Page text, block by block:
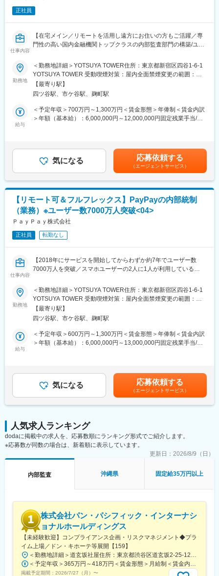
■組織構成
マネージャー1名、兼務メンバー1名、外部パートナー1社の少数
精鋭体制です。
■業務の魅力
急成長フェーズの企業にて、ガバナンス体制の立ち上げ・運用を
統制分野の専門性を高められます。
■教育体制
OJTによる実務指導や外部パートナーとの連携を通じてスキルア
■就業環境
内部監査部門の独立・リーダー職や、上場準備の中核メンバーと
して経営管理領域のキャリアを築けます。
■企業の特徴/魅力
新規ビジネスが頻繁に立ち上がる中、スピード感と柔軟性のある
組織で、未来志向の成長をともに推進できます。
正社員
仕事内容
【在宅メイン／リモートを活用し遠方にお住いの方もご活躍／専
門性の高い国内金融機関トップクラスの内部監査部門の構築/ユー
る「PayPay」】
■業務内容：
システム監査におけるサイバーセキュリティ監査の計画、実施に
係る以下の実務を想定しております。
・個別監査の遂行
・オフサイトモニタリング
└社内外のリスク情報の収集・整理 等
└監査の実効性、効率性向上に向けた監査プロセスの改善 等
■チーム・組織紹介
PayPayの3ラインオブディフェンスの最後の砦として、ビジネス
スピードに合わせ内部監査室の態勢を高度化させています。
＜内部監査の主なミッション＞
・内部監査を通じて経営目標の効果的な達成、組織体への価値の
付加を実現
・経営活動の全般にわたる業務運営の管理、遂行状況を3線の立場
・内部監査結果に基づく情報提供ならびに改善への助言
＜チーム構成＞
現在は十数名程度のメンバーが在籍しており、テーマ監査、業務
営業監査、システム監査の3チームで構成されています。
をしております。
vol25-jp/?utm_source=slack&utm_medium=sns>
■本ポジションの魅力
・会社全体を俯瞰する立場から、経営目線で社内業務の改善・高
・モバイル決済最大手のフィンテック企業において内部監査業務
経験を積み、新ビジネススキームを習得しつつ、監査キャリアを
拡大
・デジタル監査も含めた新たな監査手法等の導入
・ALL中途入社の多種多様な人材の中での化学反応
変更の範囲：会社の定める業務
勤務地
＜勤務地詳細＞YOTSUYA TOWER住所：東京都新宿区四谷1-6-1
YOTSUYA TOWER 受動喫煙対策：屋内全面禁煙変更の範囲：会
社の定める事業所（リモートワーク含む）
【最寄り駅】
四ツ谷駅、市ケ谷駅、麹町駅
給与
＜予定年収＞700万円～1,300万円＜賃金形態＞年俸制＜賃金内訳
＞年額（基本給）：6,000,000円～12,000,000円固定残業手当/
業手当＞有＜給与補足＞■昇給：原則年1回（会社の業績と個人の
評価結果を元に決定）■評価制度：仕事の成果と業績への貢献度を
評価賃金はあくまでも目安の金額であり、選考を通じて上下する
可能性があります。月給(月額)は固定手当を含めた表記です。
気になる 応募依頼する
（エージェントサービス）
【リモート可＆フルフレックス】PayPayの内部統制
（業務）※ユーザー数7000万人突破<04>
ＰａｙＰａｙ株式会社
正社員 転勤なし
仕事内容
【2018年にサービスを開始してからわずか約7年でユーザー数
7000万人を突破／スマホユーザーの2人に1人が利用している
及し新しい価値創出を推進】
■PayPay内部統制部の紹介：
監査統制部はフィンテックのリーディングカンパニーに相応しい
内部統制を構築するため、内部統制高度化の整備推進/評価を担っ
ています。
バックグラウンドとしては、内部統制という職種を除いては、経
験業種は金融以外にも多岐にわたっており、事業会社出身者、監
査法人・コンサル出身者それぞれの強みを活かして業務にあたっ
当社を含むPayPayグループ各社のUS SOX対応方針を決め、US
SOX規制に対し各グループ会社が過不足なく対応するため、各社
に対するサポート（リソース提供含む）を実施し、グループ全体
のUS SOX対応状況を常にモニタリングし、問題発生時にはリス
通して的確なアドバイスを行ない、発見された問題に対して積極
評価」等を実施する
・新サービス・プロダクト導入時に、内部統制の観点でリスク低
減策が適切にデザインされているかのリスク評価を実施し、必要
に応じて1線部署に対するアドバイスを実施する
・外部監査人とSOX対応の方針（スコープ、経営者評価方針、不
備対応等）について交渉する
・内外関係者（外部監査、グループ会社等）と密に連携を行なう
勤務地
＜勤務地詳細＞YOTSUYA TOWER住所：東京都新宿区四谷1-6-1
YOTSUYA TOWER 受動喫煙対策：屋内全面禁煙変更の範囲：会
社の定める事業所（リモートワーク含む）
【最寄り駅】
四ツ谷駅、市ケ谷駅、麹町駅
給与
＜予定年収＞600万円～1,300万円＜賃金形態＞年俸制＜賃金内訳
＞年額（基本給）：6,000,000円～13,000,000円固定残業手当/
業手当＞有＜給与補足＞■昇給：原則年1回（会社の業績と個人の
評価結果を元に決定）■評価制度：仕事の成果と業績への貢献度を
評価賃金はあくまでも目安の金額であり、選考を通じて上下する
可能性があります。月給(月額)は固定手当を含めた表記です。
気になる 応募依頼する
（エージェントサービス）
人気求人ランキング
dodaに掲載中の求人を、応募数順にランキング形式でご紹介します。
※応募数が同数の場合は、新着順に表示しています。
更新日： 2026/8/9（日）
内部監査 沖縄県 固定給35万円以上
株式会社パン・パシフィック・インターナシ
ョナルホールディングス
【未経験歓迎】コンプライアンス企画・リスクマネジメント◆プラ
イム上場／ドン・キホーテ等展開【159】
＜勤務地詳細＞道玄坂社屋住所：東京都渋谷区道玄坂2-25-12 渋谷道玄坂通8F 受動喫煙対策：屋内全面禁煙変更の範囲：会社の定める事業所（リモートワーク含む）
＜予定年収＞365万円～418万円＜賃金形態＞月給制＜賃金内訳＞月額（基本給）：210,600円～242,100円その他固定手当/月：1,000円固定残業手当/月：16,400円～18,900円（固定残業時間10時間0分/月）超過した時間外労働の残業手当は追加支給＜月給＞228,000円～262,000円（一律手当を含む）＜昇給有無＞有＜残業手当＞有＜給与補足＞※ご経験に応じて決定。■給与改定：年2回（1月・7月）■賞与：年2回（7月・12月）※入社時給与は総合職テーブルでの算出となる為、入社1年後に選択頂くテーブルにより最大2.5万円減額となる可能性有。入社1年後原則5月にご自身の状況に合わせて、エリア・ホームへの変更申請が可能（会社承認後の適用）賃金はあくまでも目安の金額であり、選考を通じて上下する可能性があります。月給(月額)は固定手当を含めた表記です。
掲載予定期間： 2026/7/27（月） 〜